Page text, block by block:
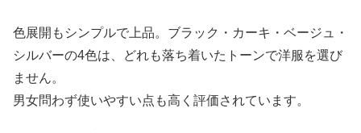
色展開もシンプルで上品。ブラック・カーキ・ベージュ・
シルバーの4色は、どれも落ち着いたトーンで洋服を選び
ません。
男女問わず使いやすい点も高く評価されています。